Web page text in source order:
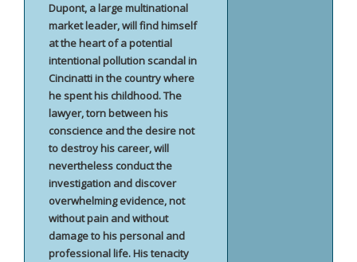
Dupont, a large multinational
market leader, will find himself
at the heart of a potential
intentional pollution scandal in
Cincinatti in the country where
he spent his childhood. The
lawyer, torn between his
conscience and the desire not
to destroy his career, will
nevertheless conduct the
investigation and discover
overwhelming evidence, not
without pain and without
damage to his personal and
professional life. His tenacity